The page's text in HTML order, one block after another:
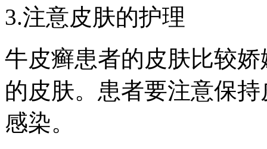
3.注意皮肤的护理
牛皮癣患者的皮肤比较
的皮肤。患者要注意保
感染。